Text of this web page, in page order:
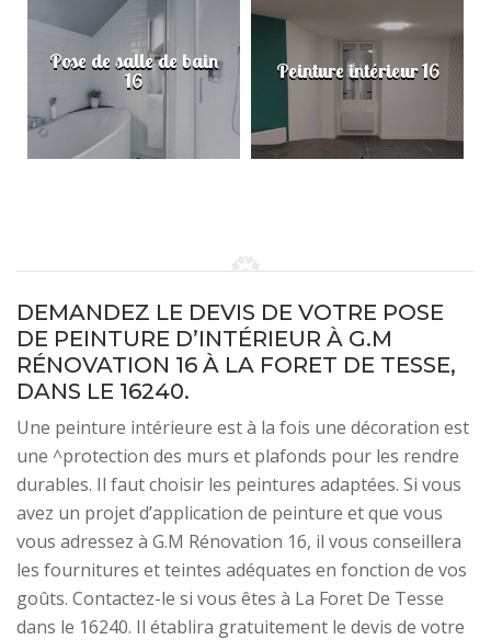
Pose de salle de bain
16 Peinture intérieur 16
DEMANDEZ LE DEVIS DE VOTRE POSE
DE PEINTURE D’INTÉRIEUR À G.M
RÉNOVATION 16 À LA FORET DE TESSE,
DANS LE 16240.
Une peinture intérieure est à la fois une décoration est
une ^protection des murs et plafonds pour les rendre
durables. Il faut choisir les peintures adaptées. Si vous
avez un projet d’application de peinture et que vous
vous adressez à G.M Rénovation 16, il vous conseillera
les fournitures et teintes adéquates en fonction de vos
goûts. Contactez-le si vous êtes à La Foret De Tesse
dans le 16240. Il établira gratuitement le devis de votre